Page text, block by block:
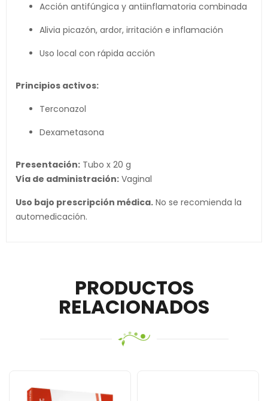
Acción antifúngica y antiinflamatoria combinada
Alivia picazón, ardor, irritación e inflamación
Uso local con rápida acción
Principios activos:
Terconazol
Dexametasona
Presentación: Tubo x 20 g
Vía de administración: Vaginal
Uso bajo prescripción médica. No se recomienda la
automedicación.
PRODUCTOS
RELACIONADOS